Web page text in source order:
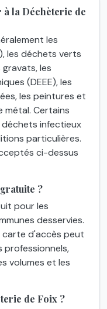
à la Déchèterie de
les
les déchets verts
les
(DEEE), les
les peintures et
métal. Certains
infectieux
particulières.
ci-dessus
?
pour les
desservies.
carte d'accès peut
professionnels,
volumes et les
de Foix ?